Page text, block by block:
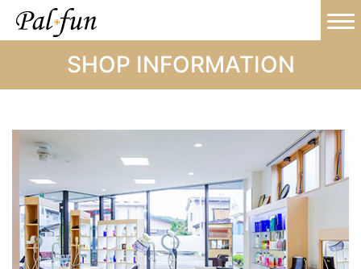
SHOP INFORMATION